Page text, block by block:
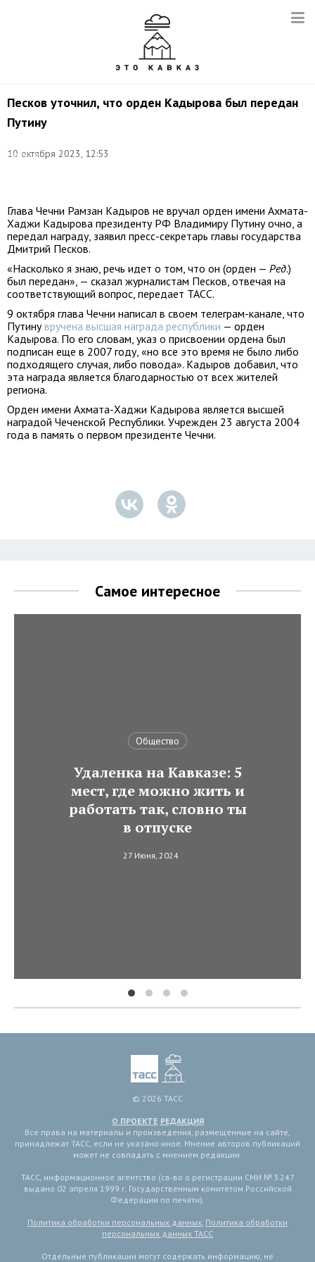
Песков уточнил, что орден Кадырова был передан
Путину
10 октября 2023, 12:53
Вячеслав
Глава Чечни Рамзан Кадыров не вручал орден имени Ахмата-
Хаджи Кадырова президенту РФ Владимиру Путину очно, а
передал награду, заявил пресс-секретарь главы государства
Дмитрий Песков.
«Насколько я знаю, речь идет о том, что он (орден — Ред.)
был передан», — сказал журналистам Песков, отвечая на
соответствующий вопрос, передает ТАСС.
9 октября глава Чечни написал в своем телеграм-канале, что
Путинувручена высшая награда республики — орден
Кадырова. По его словам, указ о присвоении ордена был
подписан еще в 2007 году, «но все это время не было либо
подходящего случая, либо повода». Кадыров добавил, что
эта награда является благодарностью от всех жителей
региона.
Орден имени Ахмата-Хаджи Кадырова является высшей
наградой Чеченской Республики. Учрежден 23 августа 2004
года в память о первом президенте Чечни.
Самое интересное
Общество
Удаленка на Кавказе: 5
мест, где можно жить и
работать так, словно ты
в отпуске
27 Июня, 2024
© 2026 ТАСС
О ПРОЕКТЕ РЕДАКЦИЯ
Все права на материалы и произведения, размещенные на сайте,
принадлежат ТАСС, если не указано иное. Мнение авторов публикаций
может не совпадать с мнением редакции.
ТАСС, информационное агентство (св-во о регистрации СМИ № 3 247
выдано 02 апреля 1999 г. Государственным комитетом Российской
Федерации по печати).
Политика обработки персональных данных, Политика обработки
персональных данных ТАСС
Отдельные публикации могут содержать информацию, не